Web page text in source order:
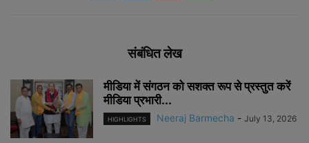
संबंधित लेख
मीडिया में संगठन को सशक्त रूप से प्रस्तुत करें
मीडिया प्रभारी...
HIGHLIGHTS Neeraj Barmecha - July 13, 2026